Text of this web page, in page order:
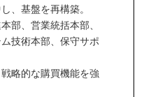
、基盤を再構築。
部、営業統括本部、
技術本部、保守サポ
略的な購買機能を強